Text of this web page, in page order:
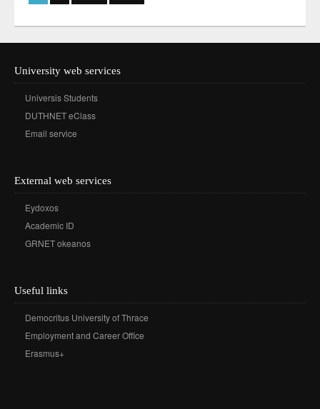
University web services
Universis Students
DUTHNET eClass
Email service
External web services
Eydoxos
Academic ID
GRNET okeanos
Useful links
Democritus University of Thrace
Employment and Career Office
Erasmus+